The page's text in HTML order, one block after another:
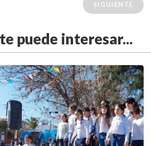
SIGUIENTE
puede interesar...